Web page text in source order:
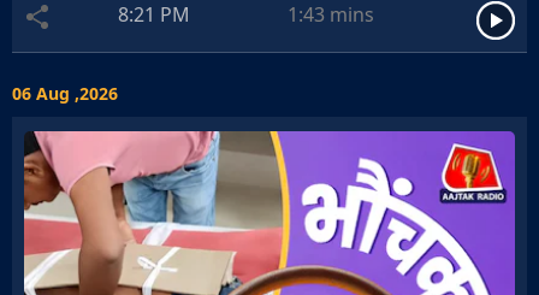
8:21 PM
1:43 mins
06 Aug ,2026